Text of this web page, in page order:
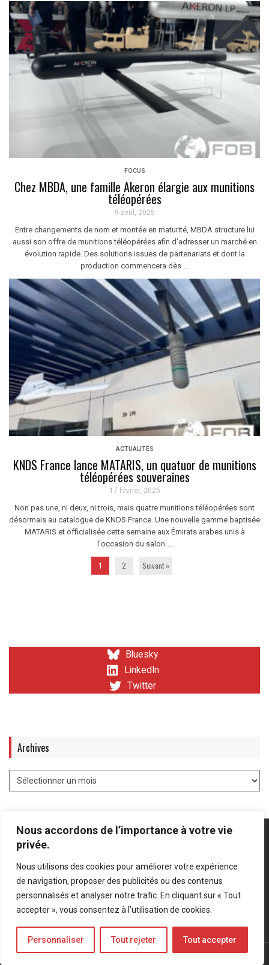
Nous accordons de l’importance à votre vie
privée.
Nous utilisons des cookies pour améliorer votre expérience
de navigation, proposer des publicités ou des contenus
personnalisés et analyser notre trafic. En cliquant sur « Tout
accepter », vous consentez à l’utilisation de cookies.
Personnaliser Tout rejeter Tout accepter
FOCUS
Chez MBDA, une famille Akeron élargie aux munitions
téléopérées
9 avril, 2025
Entre changements de nom et montée en maturité, MBDA structure lui
aussi son offre de munitions téléopérées afin d'adresser un marché en
évolution rapide. Des solutions issues de partenariats et dont la
production commencera dès ...
ACTUALITÉS
KNDS France lance MATARIS, un quatuor de munitions
téléopérées souveraines
17 février, 2025
Non pas une, ni deux, ni trois, mais quatre munitions téléopérées sont
désormais au catalogue de KNDS France. Une nouvelle gamme baptisée
MATARIS et officialisée cette semaine aux Émirats arabes unis à
l'occasion du salon ...
1 2 Suivant »
Bluesky
LinkedIn
Twitter
Archives
Mentions légales Politique de confidentialité
Bluesky
LinkedIn
Twitter
© Forces Operations Blog - 2022